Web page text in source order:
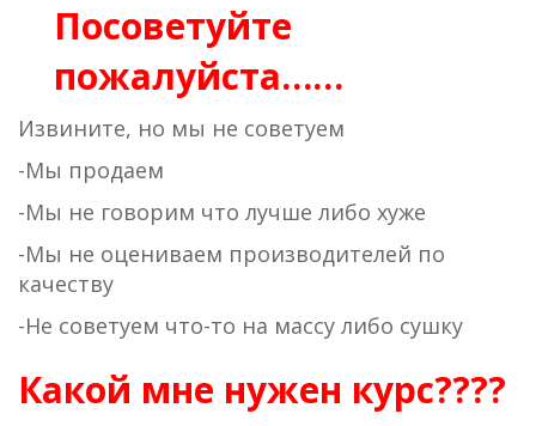
Посоветуйте
пожалуйста……
Извините, но мы не советуем
-Мы продаем
-Мы не говорим что лучше либо хуже
-Мы не оцениваем производителей по
качеству
-Не советуем что-то на массу либо сушку
Какой мне нужен курс????